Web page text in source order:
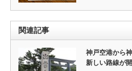
関連記事
神戸空港から
新しい路線が